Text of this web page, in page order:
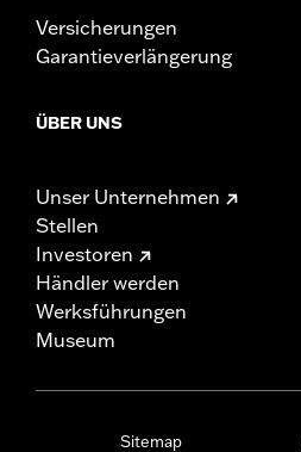
Versicherungen
Garantieverlängerung
ÜBER UNS
Unser Unternehmen
Stellen
Investoren
Händler werden
Werksführungen
Museum
Sitemap